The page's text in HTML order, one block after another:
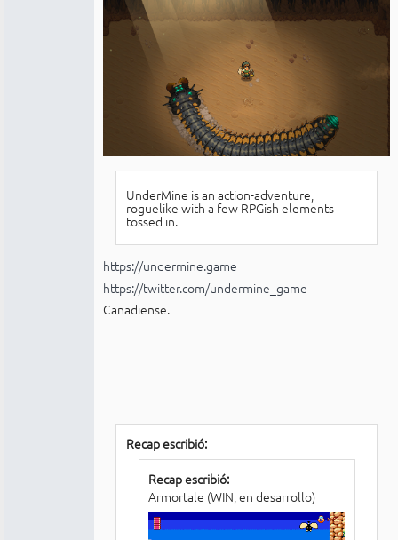
UnderMine is an action-adventure,
roguelike with a few RPGish elements
tossed in.
https://undermine.game
https://twitter.com/undermine_game
Canadiense.
Recap escribió:
Recap escribió:
Armortale (WIN, en desarrollo)